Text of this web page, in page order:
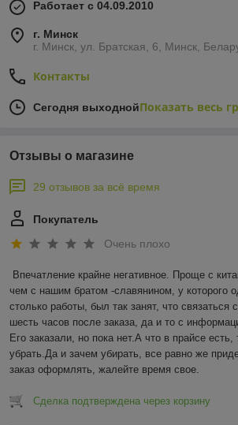
Работает с 04.09.2010
г. Минск
г. Минск, ул. Братская, 6, Минск,
Контакты
Сегодня выходнойПоказать весь
Отзывы о магазине
29 отзывов за всё время
Покупатель
Очень плохо
Впечатление крайне негативное. Проще с
чем с нашим братом -славянином, у которого
столько работы, был так занят, что связаться
шесть часов после заказа, да и то с
Его заказали, но пока нет.А что в прайсе есть,
убрать.Да и зачем убирать, все равно же
заказ оформлять, жалейте время свое.
Сделка подтверждена через корзину